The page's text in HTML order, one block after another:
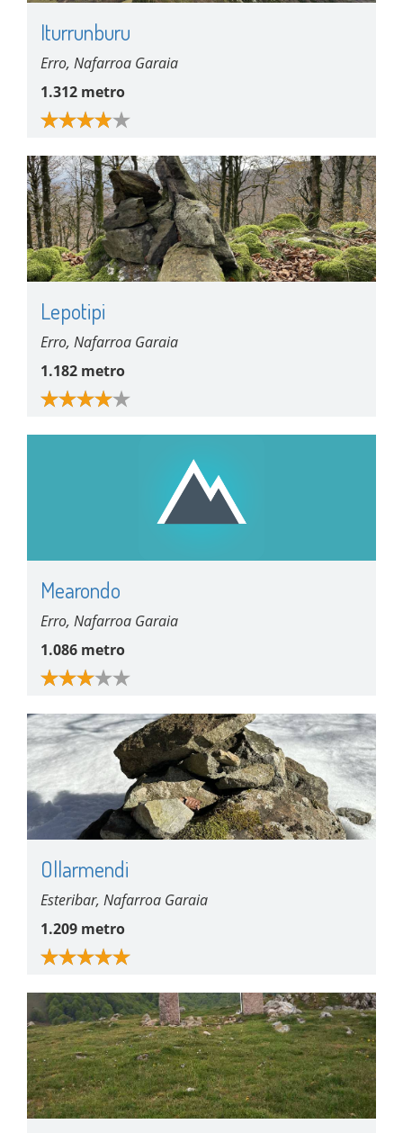
Iturrunburu
Erro, Nafarroa Garaia
1.312 metro
Lepotipi
Erro, Nafarroa Garaia
1.182 metro
Mearondo
Erro, Nafarroa Garaia
1.086 metro
Ollarmendi
Esteribar, Nafarroa Garaia
1.209 metro